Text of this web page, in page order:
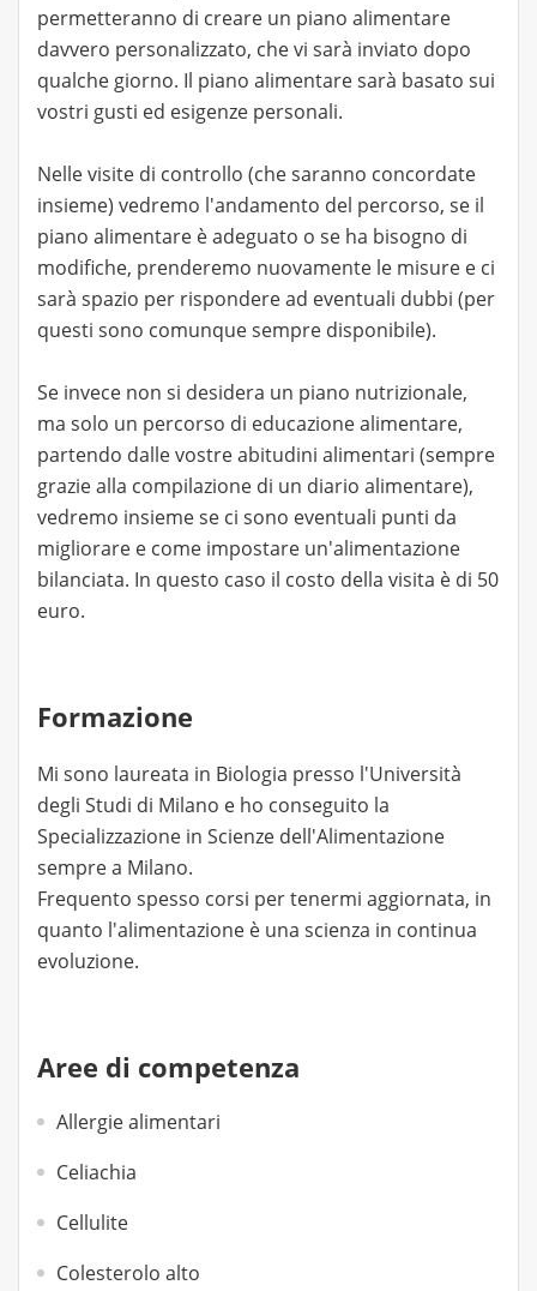
permetteranno di creare un piano alimentare
davvero personalizzato, che vi sarà inviato dopo
qualche giorno. Il piano alimentare sarà basato sui
vostri gusti ed esigenze personali.
Nelle visite di controllo (che saranno concordate
insieme) vedremo l'andamento del percorso, se il
piano alimentare è adeguato o se ha bisogno di
modifiche, prenderemo nuovamente le misure e ci
sarà spazio per rispondere ad eventuali dubbi (per
questi sono comunque sempre disponibile).
Se invece non si desidera un piano nutrizionale,
ma solo un percorso di educazione alimentare,
partendo dalle vostre abitudini alimentari (sempre
grazie alla compilazione di un diario alimentare),
vedremo insieme se ci sono eventuali punti da
migliorare e come impostare un'alimentazione
bilanciata. In questo caso il costo della visita è di 50
euro.
Formazione
Mi sono laureata in Biologia presso l'Università
degli Studi di Milano e ho conseguito la
Specializzazione in Scienze dell'Alimentazione
sempre a Milano.
Frequento spesso corsi per tenermi aggiornata, in
quanto l'alimentazione è una scienza in continua
evoluzione.
Aree di competenza
Allergie alimentari
Celiachia
Cellulite
Colesterolo alto